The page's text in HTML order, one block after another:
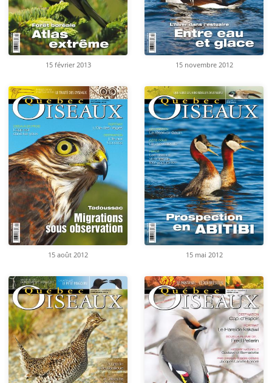
15 février 2013 15 novembre 2012
15 août 2012 15 mai 2012